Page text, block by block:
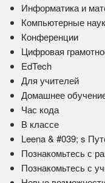
Информатика и
Компьютерные
Конференции
Цифровая
EdTech
Для учителей
Домашнее
Час кода
В классе
Leena & #039; s
Познакомьтесь с
Познакомьтесь с